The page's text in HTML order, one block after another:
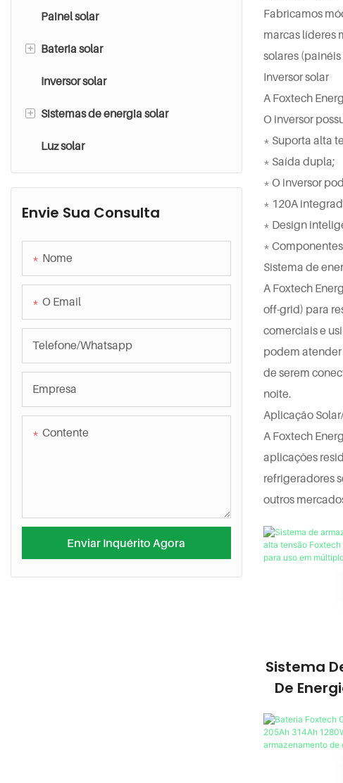
Painel solar
+ Bateria solar
Bateria de chumbo-ácido
Bateria de lítio
Inversor solar
+ Sistemas de energia solar
Sistema solar conectado à rede
Sistema solar fora da rede
Sistema híbrido On/Off-Grid
Luz solar
Envie Sua Consulta
Nome
O Email
Telefone/whatsapp
Empresa
Contente
Enviar Inquérito Agora
Fabricamos
marcas líderes
solares
Inversor solar
A Foxtech
O inversor
* Suporta alta
* Saída dupla;
* O inversor
* 120A
* Design
*
Sistema de
A Foxtech
off-grid) para
comerciais e
podem
de serem
noite.
Aplicação
A Foxtech
aplicações
refrigeradores
outros
Sistema
De
Tensão
1000V